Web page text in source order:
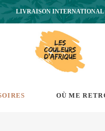
LIVRAISON INTERNATIONAL
OÙ ME